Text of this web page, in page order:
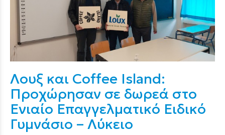
Λουξ και Coffee Island:
Προχώρησαν σε δωρεά στο
Ενιαίο Επαγγελματικό Ειδικό
Γυμνάσιο – Λύκειο